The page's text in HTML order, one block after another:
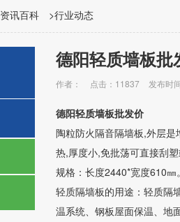
资讯百科 >行业动态
德阳轻质墙板批
作者： 点击：11837 发布时
德阳轻质墙板批发价
陶粒防火隔音隔墙板,外层
热,厚度小,免批荡可直接刮
规格：长度2440*宽度610㎜
轻质隔墙板的用途：轻质隔
温系统、钢板屋面保温、地